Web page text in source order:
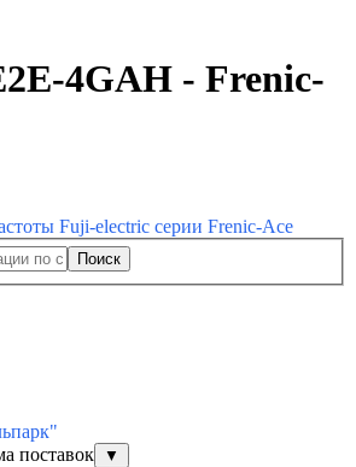
4GAH - Frenic-
Поиск
поставок
▼